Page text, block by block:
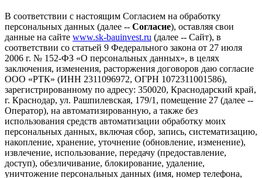
В соответствии с настоящим Согласием на обработку
персональных данных (далее -- Согласие), оставляя свои
данные на сайте www.sk-bauinvest.ru (далее -- Сайт), в
соответствии со статьей 9 Федерального закона от 27 июля
2006 г. № 152-ФЗ «О персональных данных», в целях
заключения, изменения, расторжения договоров даю согласие
ООО «РТК» (ИНН 2311096972, ОГРН 1072311001586),
зарегистрированному по адресу: 350020, Краснодарский край,
г. Краснодар, ул. Рашпилевская, 179/1, помещение 27 (далее --
Оператор), на автоматизированную, а также без
использования средств автоматизации обработку моих
персональных данных, включая сбор, запись, систематизацию,
накопление, хранение, уточнение (обновление, изменение),
извлечение, использование, передачу (предоставление,
доступ), обезличивание, блокирование, удаление,
уничтожение персональных данных (имя, номер телефона,